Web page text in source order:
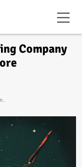
Company